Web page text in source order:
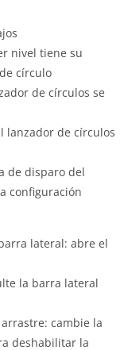
nivel tiene su
círculo
de círculos se
lanzador de círculos
de disparo del
configuración
lateral: abre el
la barra lateral
cambie la
deshabilitar la